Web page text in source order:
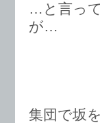
…と言っ
が…
集団で坂